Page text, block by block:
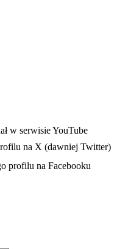
karcie
w serwisie YouTube
na X (dawniej Twitter)
karcie
profilu na Facebooku